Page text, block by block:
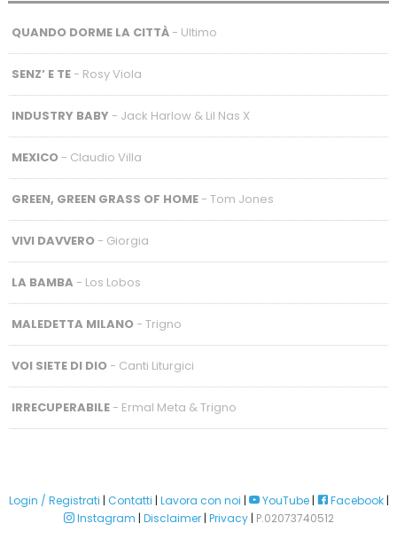
QUANDO DORME LA CITTÀ- Ultimo
SENZ’ E TE- Rosy Viola
INDUSTRY BABY - Jack Harlow & Lil Nas X
MEXICO- Claudio Villa
GREEN, GREEN GRASS OF HOME- Tom Jones
VIVI DAVVERO- Giorgia
LA BAMBA - Los Lobos
MALEDETTA MILANO- Trigno
VOI SIETE DI DIO- Canti Liturgici
IRRECUPERABILE- Ermal Meta & Trigno
Login / Registrati | Contatti | Lavora con noi | YouTube| Facebook|
Instagram | Disclaimer| Privacy| P.02073740512